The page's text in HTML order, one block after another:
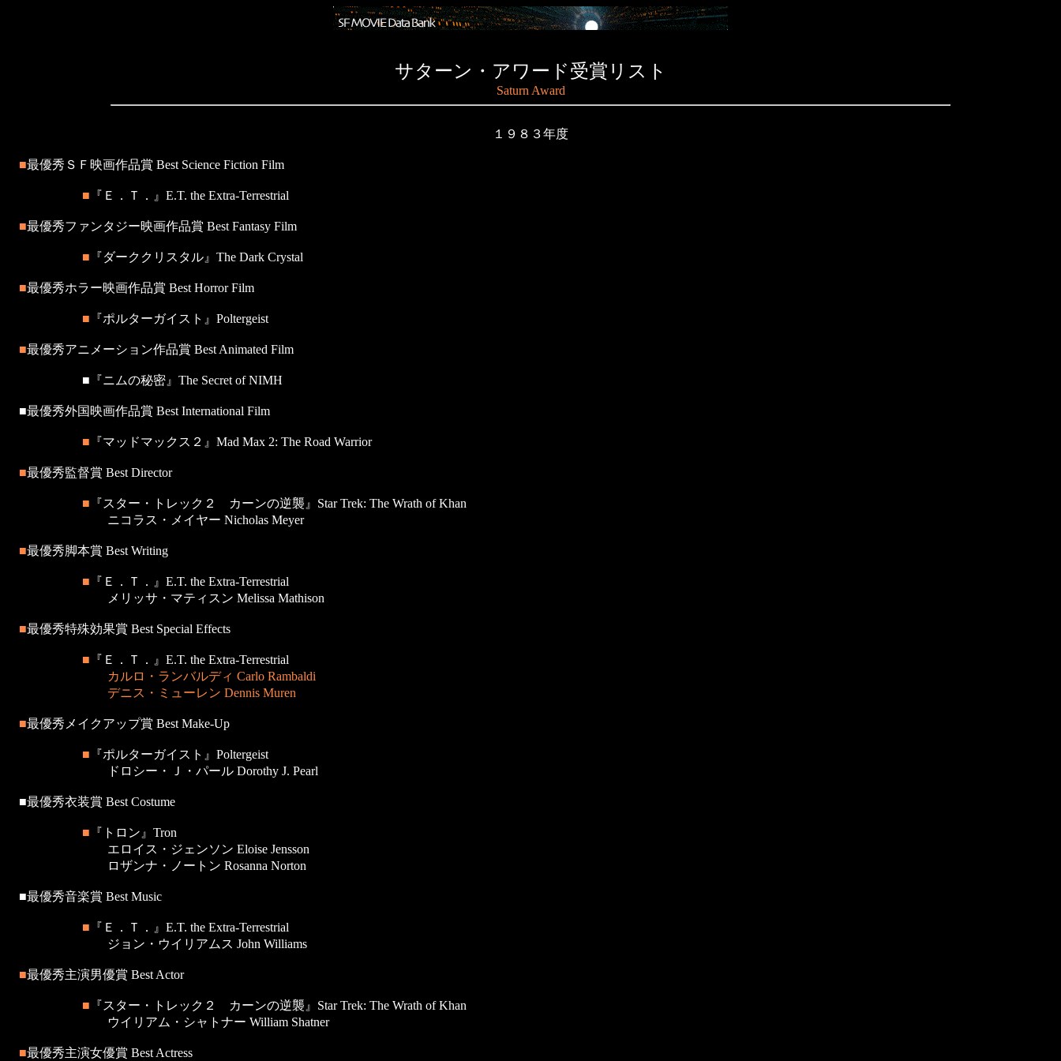
サターン・アワード受賞リスト
Saturn Award
１９８３年度
■最優秀ＳＦ映画作品賞 Best Science Fiction Film
■ 『Ｅ．Ｔ．』E.T. the Extra-Terrestrial
■最優秀ファンタジー映画作品賞 Best Fantasy Film
■ 『ダーククリスタル』The Dark Crystal
■最優秀ホラー映画作品賞 Best Horror Film
■ 『ポルターガイスト』Poltergeist
■最優秀アニメーション作品賞 Best Animated Film
■『ニムの秘密』The Secret of NIMH
■最優秀外国映画作品賞 Best International Film
■ 『マッドマックス２』Mad Max 2: The Road Warrior
■最優秀監督賞 Best Director
■ 『スター・トレック２ カーンの逆襲』Star Trek: The Wrath of Khan
ニコラス・メイヤー Nicholas Meyer
■最優秀脚本賞 Best Writing
■ 『Ｅ．Ｔ．』E.T. the Extra-Terrestrial
メリッサ・マティスン Melissa Mathison
■最優秀特殊効果賞 Best Special Effects
■ 『Ｅ．Ｔ．』E.T. the Extra-Terrestrial
カルロ・ランバルディ Carlo Rambaldi
デニス・ミューレン Dennis Muren
■最優秀メイクアップ賞 Best Make-Up
■ 『ポルターガイスト』Poltergeist
ドロシー・Ｊ・パール Dorothy J. Pearl
■最優秀衣装賞 Best Costume
■ 『トロン』Tron
エロイス・ジェンソン Eloise Jensson
ロザンナ・ノートン Rosanna Norton
■最優秀音楽賞 Best Music
■ 『Ｅ．Ｔ．』E.T. the Extra-Terrestrial
ジョン・ウイリアムス John Williams
■最優秀主演男優賞 Best Actor
■ 『スター・トレック２ カーンの逆襲』Star Trek: The Wrath of Khan
ウイリアム・シャトナー William Shatner
■最優秀主演女優賞 Best Actress